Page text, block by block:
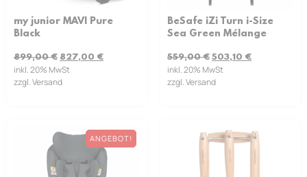
my junior MAVI Pure
Black
899,00€ 827,00 €
inkl. 20% MwSt
zzgl. Versand
BeSafe iZi Turn i-Size
Sea Green Mélange
559,00€ 503,10 €
inkl. 20% MwSt
zzgl. Versand
ANGEBOT!